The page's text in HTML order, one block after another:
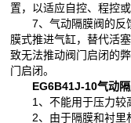
置，以适应自控、程控
7、气动隔膜阀的反
膜式推进气缸，替代活
致无法推动阀门启闭的
门启闭。
EG6B41J-10气动
1、不能用于压力较
2、由于隔膜和衬里